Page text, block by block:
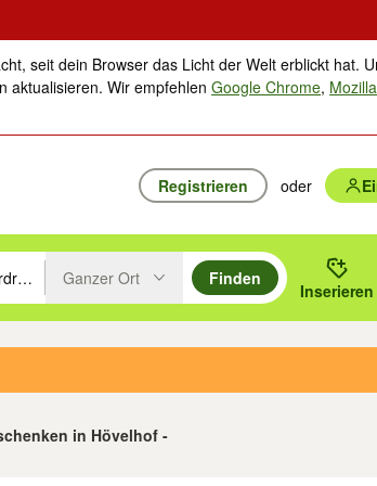
seit dein Browser das Licht der Welt erblickt hat.
aktualisieren. Wir empfehlenGoogle Chrome,
Registrieren oder
nach oben/unten durchsuchen und mit
Eingabetaste drücken um zu suchen, oder
Ganzer Ort
Finden
Inserieren
in Hövelhof -